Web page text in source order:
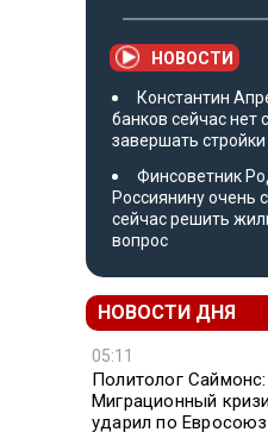
НОВОСТИ
Константин
банков сейчас нет
завершать стройки
Финсоветник
Россиянину очень
сейчас решить
вопрос
НОВОСТИ ДНЯ
05:11
Политолог Саймонс:
Миграционный
ударил по